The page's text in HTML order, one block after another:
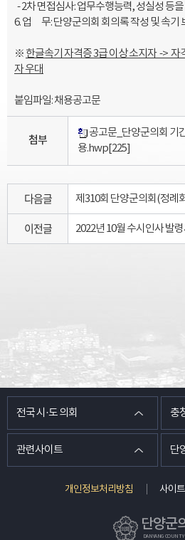
- 2차 면접심사: 업무수행능력, 성실성 등
6. 업 무: 단양군의회 회의록 작성 및 속기
※ 한글속기 자격증3급 이상 소지자 -> 자
자 우대
붙임파일: 채용공고문
첨부
공고문_단양군의회 기
용.hwp[225]
다음글 제310회 단양군의회(정례
이전글 2022년 10월 수시인사 발
전국 시·도 의회 충
관련사이트 단
개인정보처리방침 사이
단양군
DANYANG